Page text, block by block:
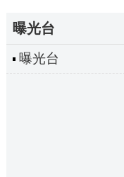
曝光台
曝光台